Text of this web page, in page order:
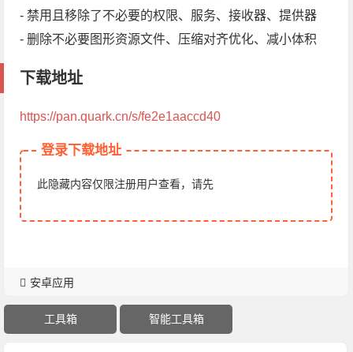
- 禁用且移除了不必要的权限、服务、接收器、提供器
- 删除不必要图形资源文件、压缩对齐优化、减小体积
下载地址
https://pan.quark.cn/s/fe2e1aaccd40
登录下载地址
此隐藏内容仅限注册用户查看，请先
安卓应用
工具箱 智能工具箱